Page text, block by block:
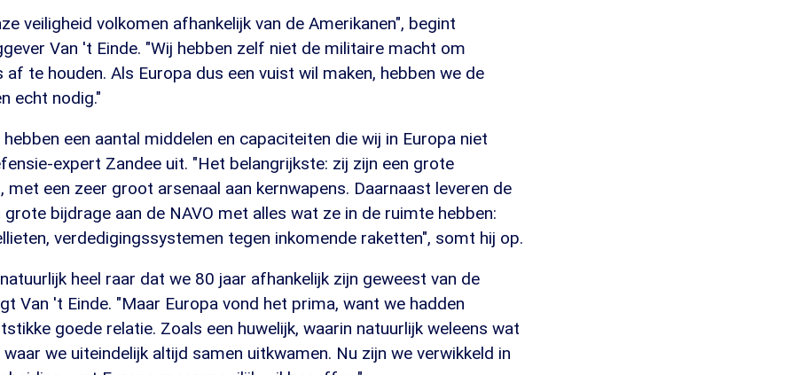
veiligheid volkomen afhankelijk van de Amerikanen", begint
Van 't Einde. "Wij hebben zelf niet de militaire macht om
af te houden. Als Europa dus een vuist wil maken, hebben we de
echt nodig."
hebben een aantal middelen en capaciteiten die wij in Europa niet
expert Zandee uit. "Het belangrijkste: zij zijn een grote
met een zeer groot arsenaal aan kernwapens. Daarnaast leveren de
grote bijdrage aan de NAVO met alles wat ze in de ruimte hebben:
verdedigingssystemen tegen inkomende raketten", somt hij op.
heel raar dat we 80 jaar afhankelijk zijn geweest van de
Van 't Einde. "Maar Europa vond het prima, want we hadden
goede relatie. Zoals een huwelijk, waarin natuurlijk weleens wat
we uiteindelijk altijd samen uitkwamen. Nu zijn we verwikkeld in